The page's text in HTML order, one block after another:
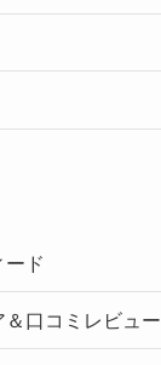
ド
口コミレビュー